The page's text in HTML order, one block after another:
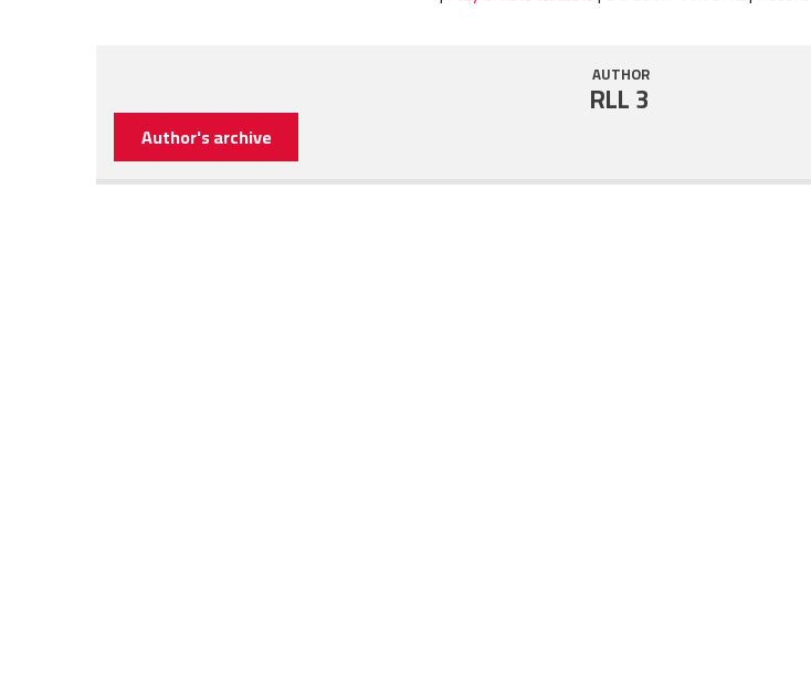
AUTHOR
RLL 3
Author's archive